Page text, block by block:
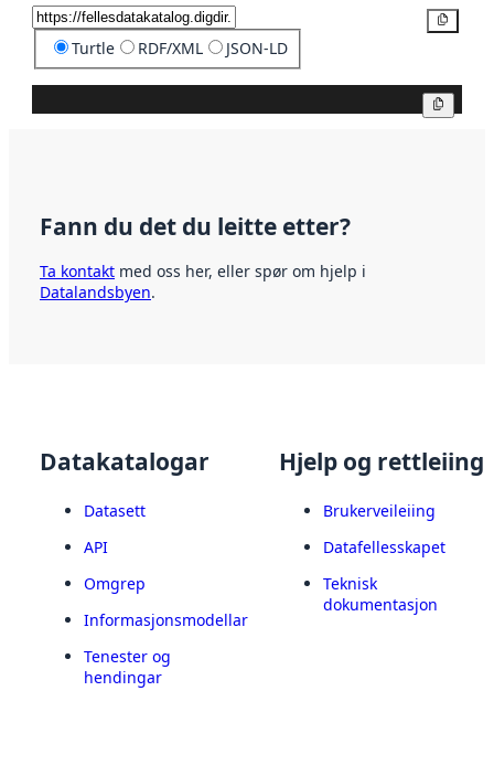
Turtle RDF/XML JSON-LD
Fann du det du leitte etter?
Ta kontakt med oss her, eller spør om hjelp i
Datalandsbyen.
Datakatalogar
Datasett
API
Omgrep
Informasjonsmodellar
Tenester og
hendingar
Hjelp og rettleiing
Brukerveileiing
Datafellesskapet
Teknisk
dokumentasjon